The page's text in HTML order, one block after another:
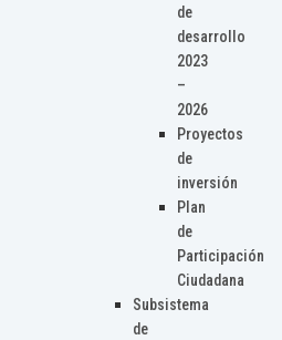
de
desarrollo
2023
–
2026
Proyectos
de
inversión
Plan
de
Participación
Ciudadana
Subsistema
de